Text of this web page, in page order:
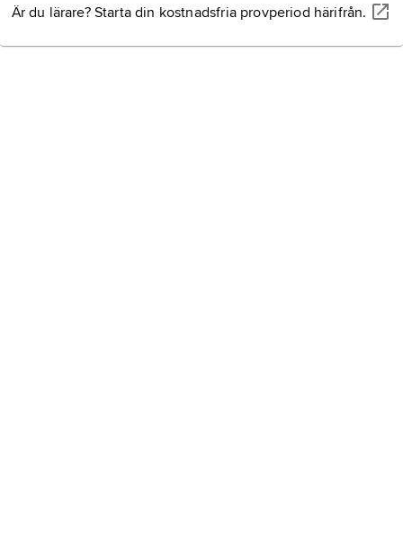
Är du lärare? Starta din kostnadsfria provperiod härifrån.